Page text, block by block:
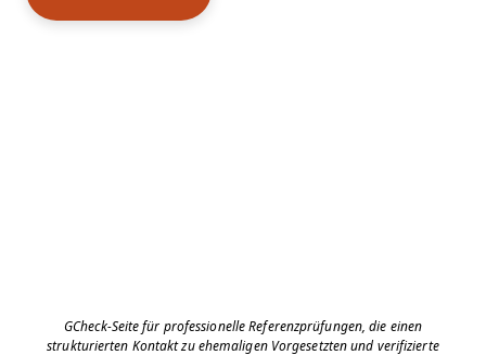
GCheck-Seite für professionelle Referenzprüfungen, die einen
strukturierten Kontakt zu ehemaligen Vorgesetzten und verifizierte